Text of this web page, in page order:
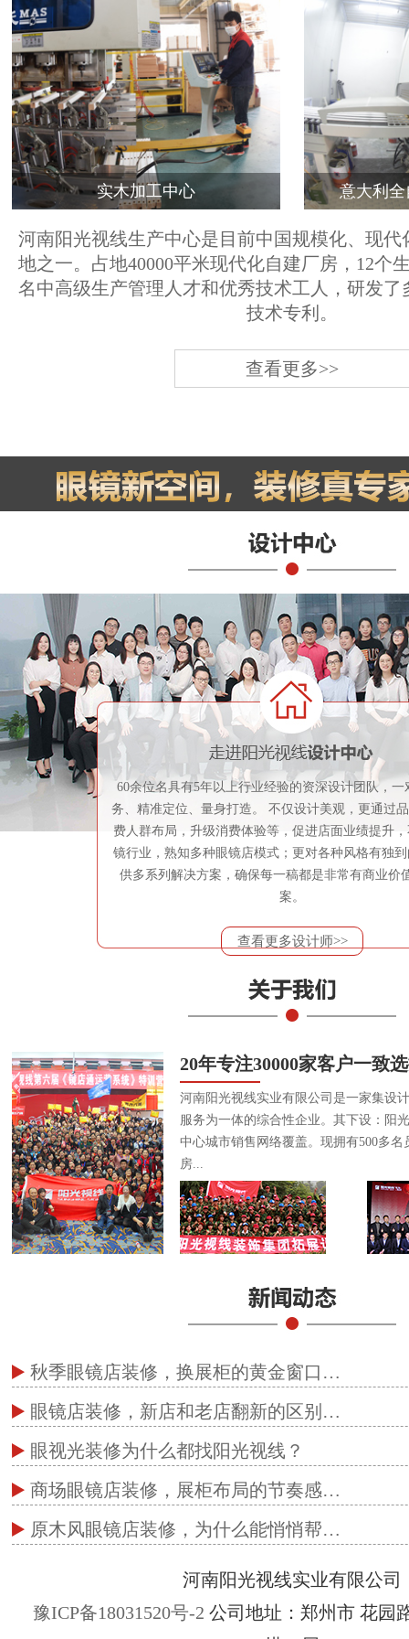
实木加工中心 意大利
河南阳光视线生产中心是目前中国规模化、现代
地之一。占地40000平米现代化自建厂房，12个
名中高级生产管理人才和优秀技术工人，研发了
技术专利。
查看更多>>
60余位名具有5年以上行业经验的资深设计团队，一
务、精准定位、量身打造。 不仅设计美观，更通过
费人群布局，升级消费体验等，促进店面业绩提升
镜行业，熟知多种眼镜店模式；更对各种风格有独
供多系列解决方案，确保每一稿都是非常有商业价
案。
查看更多设计师>>
20年专注30000家客户一致
河南阳光视线实业有限公司是一家集设
服务为一体的综合性企业。其下设：阳
中心城市销售网络覆盖。现拥有500多
房...
秋季眼镜店装修，换展柜的黄金窗口…
眼镜店装修，新店和老店翻新的区别…
眼视光装修为什么都找阳光视线？
商场眼镜店装修，展柜布局的节奏感…
原木风眼镜店装修，为什么能悄悄帮…
河南阳光视线实业有限公司
豫ICP备18031520号-2 公司地址：郑州市 花园